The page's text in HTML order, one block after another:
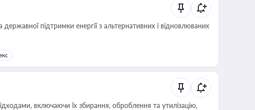
підтримки енергії з альтернативних і відновлюваних
включаючи їх збирання, оброблення та утилізацію,